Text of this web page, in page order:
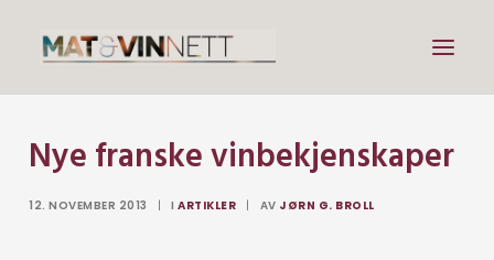
Mat
Nye franske vinbekjenskaper
12. NOVEMBER 2013 | I ARTIKLER | AV JØRN G. BROLL